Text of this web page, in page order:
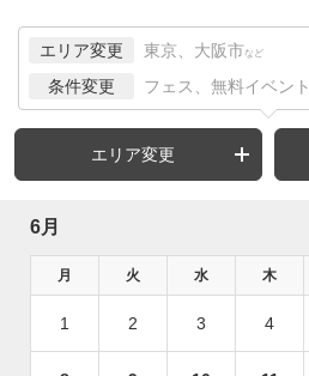
エリア変更 東京、大阪市 など
条件変更 フェス、無料イベント
エリア変更
6月
月 火 水 木
1 2 3 4